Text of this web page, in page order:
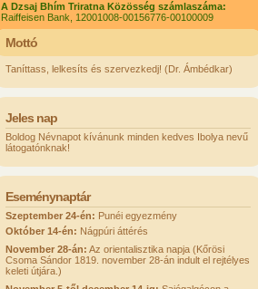
A Dzsaj Bhím Triratna Közösség számlaszáma:
Raiffeisen Bank, 12001008-00156776-00100009
Mottó
Taníttass, lelkesíts és szervezkedj! (Dr. Ámbédkar)
Jeles nap
Boldog Névnapot kívánunk minden kedves Ibolya nevű
látogatónknak!
Eseménynaptár
Szeptember 24-én: Punéi egyezmény
Október 14-én: Nágpúri áttérés
November 28-án: Az orientalisztika napja (Kőrösi
Csoma Sándor 1819. november 28-án indult el rejtélyes
keleti útjára.)